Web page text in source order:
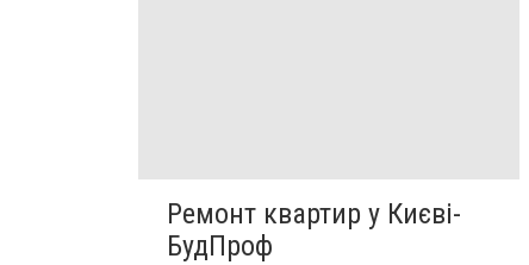
Ремонт квартир у Києві-
БудПроф